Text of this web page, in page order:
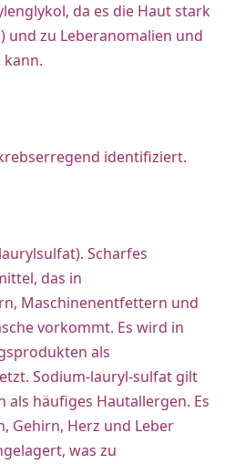
da es die Haut stark
und zu Leberanomalien und
identifiziert.
Scharfes
das in
Maschinenentfettern und
vorkommt. Es wird in
als
Sodium-lauryl-sulfat gilt
als häufiges Hautallergen. Es
Gehirn, Herz und Leber
was zu